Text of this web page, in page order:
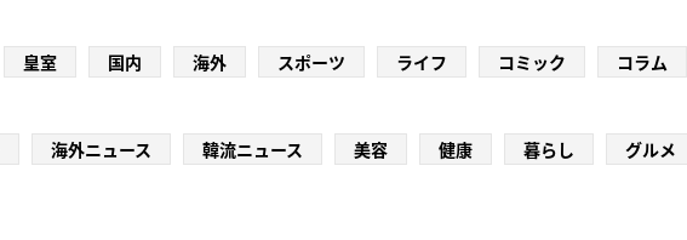
皇室 国内 海外 スポーツ ライフ コミック
コラム
海外ニュース 韓流ニュース 美容 健康 暮らし グルメ